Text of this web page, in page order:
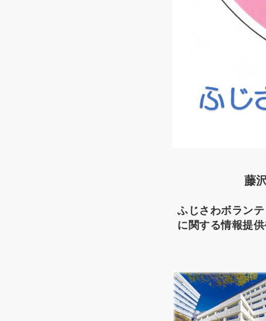
藤
ふじさわボラン
に関する情報提